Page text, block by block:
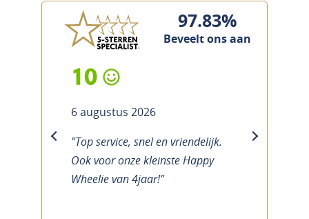
97.83%
Beveelt ons aan
10
6 augustus 2026
"Top service, snel en vriendelijk.
Ook voor onze kleinste Happy
Wheelie van 4jaar!"
previous next